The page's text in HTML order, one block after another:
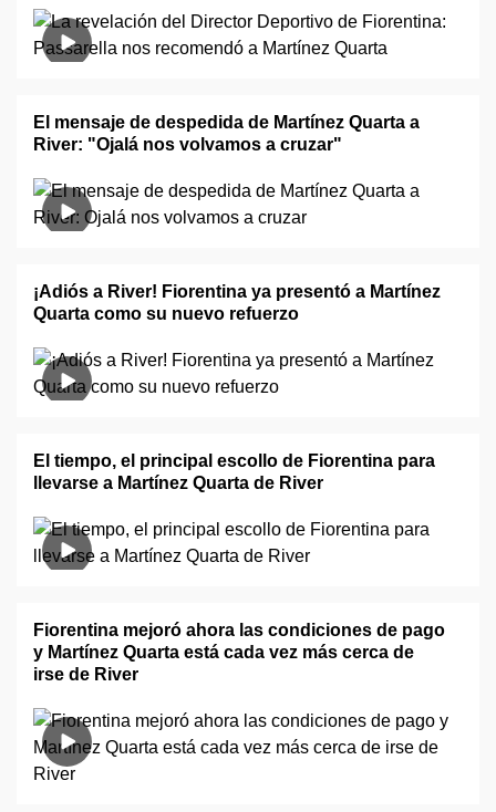
El mensaje de despedida de Martínez Quarta a
River: "Ojalá nos volvamos a cruzar"
¡Adiós a River! Fiorentina ya presentó a Martínez
Quarta como su nuevo refuerzo
El tiempo, el principal escollo de Fiorentina para
llevarse a Martínez Quarta de River
Fiorentina mejoró ahora las condiciones de pago
y Martínez Quarta está cada vez más cerca de
irse de River